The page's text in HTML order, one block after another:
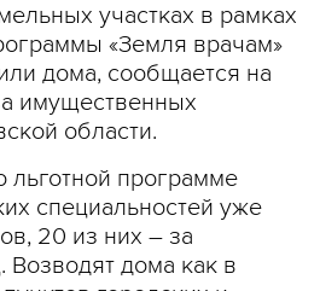
участках в рамках
«Земля врачам»
дома, сообщается на
имущественных
области.
льготной программе
специальностей уже
20 из них – за
дома как в